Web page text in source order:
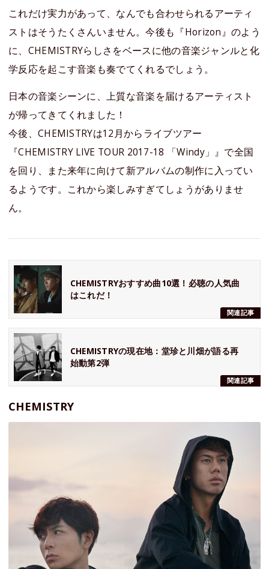
これだけ実力があって、なんでも合わせられるアーティ
ストはそうたくさんいません。今後も『Horizon』のよう
に、CHEMISTRYらしさをベースに他の音楽ジャンルと化
学反応を起こす音楽も奏でてくれるでしょう。
日本の音楽シーンに、上質な音楽を届けるアーティスト
が帰ってきてくれました！
今後、CHEMISTRYは12月からライブツアー
『CHEMISTRY LIVE TOUR 2017-18 「Windy」』で全国
を回り、また来年に向けて新アルバムの制作に入ってい
るようです。これから楽しみすぎてしょうがありませ
ん。
関連記事
CHEMISTRYおすすめ曲10選！必聴の人気曲
はこれだ！
関連記事
CHEMISTRYの現在地：堂珍と川畑が語る再
始動第2弾
CHEMISTRY